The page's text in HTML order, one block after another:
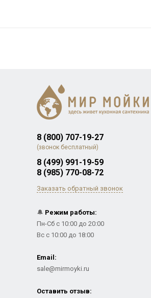
8 (800) 707-19-27
(звонок бесплатный)
8 (499) 991-19-59
8 (985) 770-08-72
Заказать обратный звонок
🔔 Режим работы:
Пн-Сб с 10:00 до 20:00
Вс с 10:00 до 18:00
Email:
sale@mirmoyki.ru
Оставить отзыв: